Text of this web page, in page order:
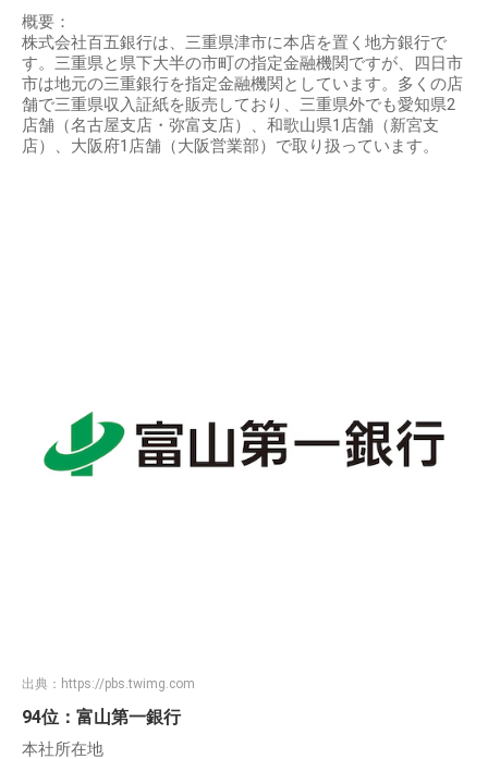
概要：
株式会社百五銀行は、三重県津市に本店を置く地方銀行で
す。三重県と県下大半の市町の指定金融機関ですが、四日市
市は地元の三重銀行を指定金融機関としています。多くの店
舗で三重県収入証紙を販売しており、三重県外でも愛知県2
店舗（名古屋支店・弥富支店）、和歌山県1店舗（新宮支
店）、大阪府1店舗（大阪営業部）で取り扱っています。
出典： https://pbs.twimg.com
94位：富山第一銀行
本社所在地